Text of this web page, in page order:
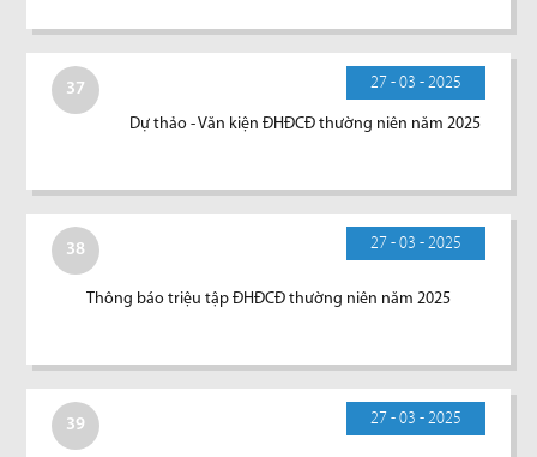
37 27 - 03 - 2025
Dự thảo - Văn kiện ĐHĐCĐ thường niên năm 2025
38 27 - 03 - 2025
Thông báo triệu tập ĐHĐCĐ thường niên năm 2025
39 27 - 03 - 2025